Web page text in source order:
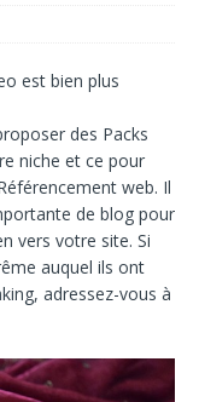
est bien plus
des Packs
niche et ce pour
web. Il
de blog pour
vers votre site. Si
auquel ils ont
adressez-vous à